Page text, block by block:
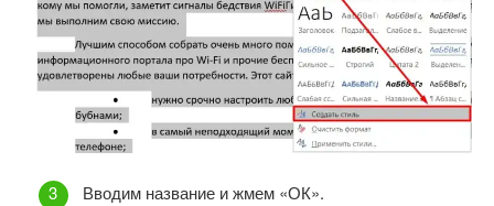
Вводим название и жмем «ОК».